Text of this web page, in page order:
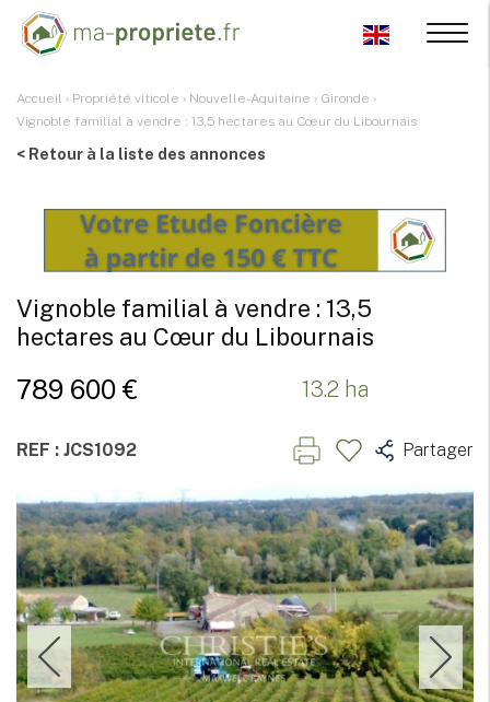
Accueil › Propriété viticole › Nouvelle-Aquitaine › Gironde ›
Vignoble familial à vendre : 13,5 hectares au Cœur du Libournais
< Retour à la liste des annonces
Vignoble familial à vendre : 13,5
hectares au Cœur du Libournais
789 600 € 13.2 ha
REF : JCS1092 Partager